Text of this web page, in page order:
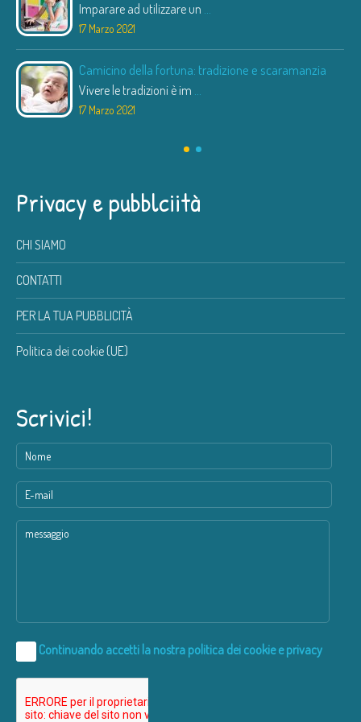
Imparare ad utilizzare un ...
17 Marzo 2021
Camicino della fortuna: tradizione e scaramanzia
Vivere le tradizioni è im ...
17 Marzo 2021
Privacy e pubblciità
CHI SIAMO
CONTATTI
PER LA TUA PUBBLICITÀ
Politica dei cookie (UE)
Scrivici!
Continuando accetti la nostra politica dei cookie e privacy